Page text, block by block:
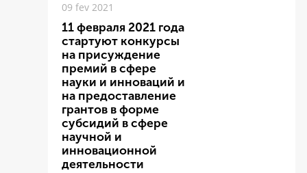
09 fev 2021
11 февраля 2021 года
стартуют конкурсы
на присуждение
премий в сфере
науки и инноваций и
на предоставление
грантов в форме
субсидий в сфере
научной и
инновационной
деятельности